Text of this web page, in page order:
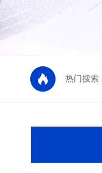
热门搜索